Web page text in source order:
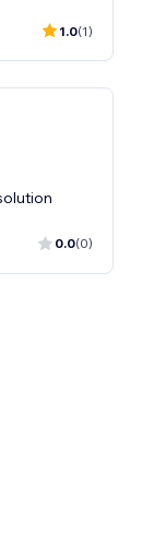
1.0(1)
0.0(0)